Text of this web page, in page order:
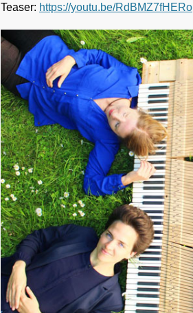
Teaser: https://youtu.be/RdBMZ7fHERo